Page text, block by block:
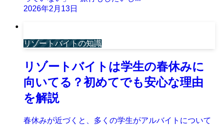
2026年2月13日
リゾートバイトの知識
リゾートバイトは学生の春休みに
向いてる？初めてでも安心な理由
を解説
春休みが近づくと、多くの学生がアルバイトについて